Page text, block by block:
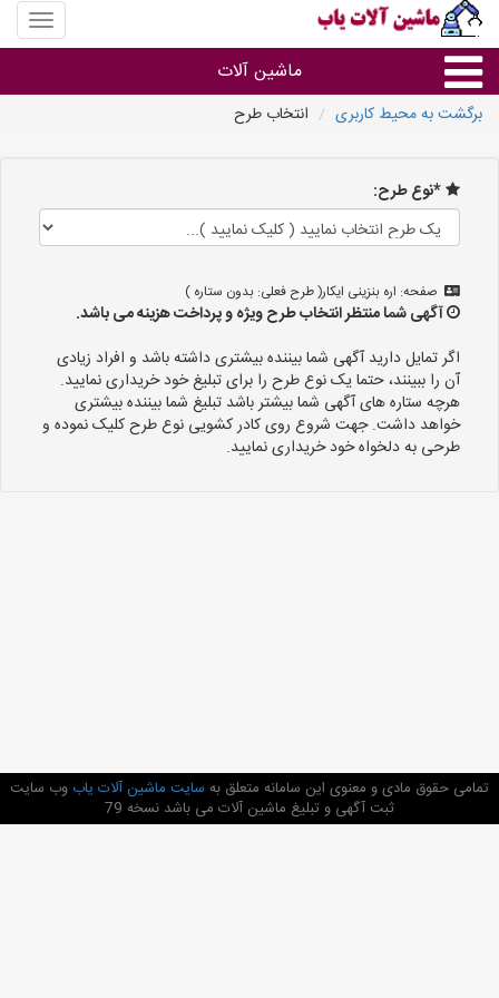
منوی
سایت
آلات
ماشین آلات
سایر گروه ها
برگشت به محیط کاربری انتخاب طرح
*نوع طرح:
صفحه: اره بنزینی ایکار( طرح فعلی: بدون ستاره )
آگهی شما منتظر انتخاب طرح ویژه و پرداخت هزینه می باشد.
اگر تمایل دارید آگهی شما بیننده بیشتری داشته باشد و افراد زیادی
آن را ببینند، حتما یک نوع طرح را برای تبلیغ خود خریداری نمایید.
هرچه ستاره های آگهی شما بیشتر باشد تبلیغ شما بیننده بیشتری
خواهد داشت. جهت شروع روی کادر کشویی نوع طرح کلیک نموده و
طرحی به دلخواه خود خریداری نمایید.
تمامی حقوق مادی و معنوی این سامانه متعلق به سایت ماشین آلات یاب وب سایت
ثبت آگهی و تبلیغ ماشین آلات می باشد نسخه 79